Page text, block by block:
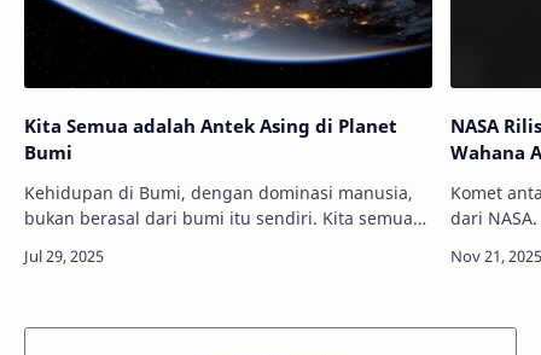
Kita Semua adalah Antek Asing di Planet
Bumi
Kehidupan di Bumi, dengan dominasi manusia,
bukan berasal dari bumi itu sendiri. Kita semua
LibraryInfoAstronomy - Pernahkah kamu ke…
NASA
Wahana
Komet
dari
Kredit: